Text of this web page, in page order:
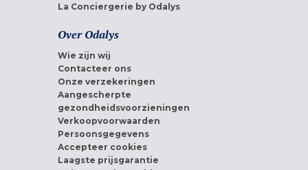
La Conciergerie by Odalys
Over Odalys
Wie zijn wij
Contacteer ons
Onze verzekeringen
Aangescherpte
gezondheidsvoorzieningen
Verkoopvoorwaarden
Persoonsgegevens
Accepteer cookies
Laagste prijsgarantie